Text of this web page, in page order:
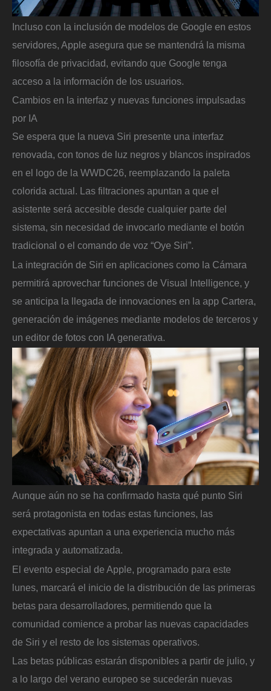
Incluso con la inclusión de modelos de Google en estos
servidores, Apple asegura que se mantendrá la misma
filosofía de privacidad, evitando que Google tenga
acceso a la información de los usuarios.
Cambios en la interfaz y nuevas funciones impulsadas
por IA
Se espera que la nueva Siri presente una interfaz
renovada, con tonos de luz negros y blancos inspirados
en el logo de la WWDC26, reemplazando la paleta
colorida actual. Las filtraciones apuntan a que el
asistente será accesible desde cualquier parte del
sistema, sin necesidad de invocarlo mediante el botón
tradicional o el comando de voz “Oye Siri”.
La integración de Siri en aplicaciones como la Cámara
permitirá aprovechar funciones de Visual Intelligence, y
se anticipa la llegada de innovaciones en la app Cartera,
generación de imágenes mediante modelos de terceros y
un editor de fotos con IA generativa.
Aunque aún no se ha confirmado hasta qué punto Siri
será protagonista en todas estas funciones, las
expectativas apuntan a una experiencia mucho más
integrada y automatizada.
El evento especial de Apple, programado para este
lunes, marcará el inicio de la distribución de las primeras
betas para desarrolladores, permitiendo que la
comunidad comience a probar las nuevas capacidades
de Siri y el resto de los sistemas operativos.
Las betas públicas estarán disponibles a partir de julio, y
a lo largo del verano europeo se sucederán nuevas